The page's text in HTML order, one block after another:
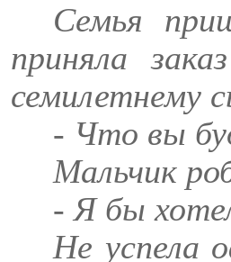
Семья
приняла
семилетнему
- Что вы
Мальчик
- Я бы
Не успела